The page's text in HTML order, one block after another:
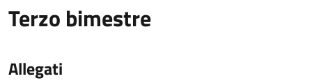
Terzo bimestre
Allegati